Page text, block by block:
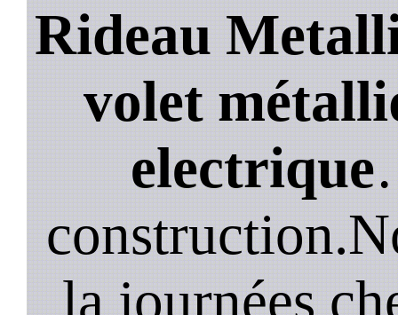
Rideau
volet
electrique
la journées